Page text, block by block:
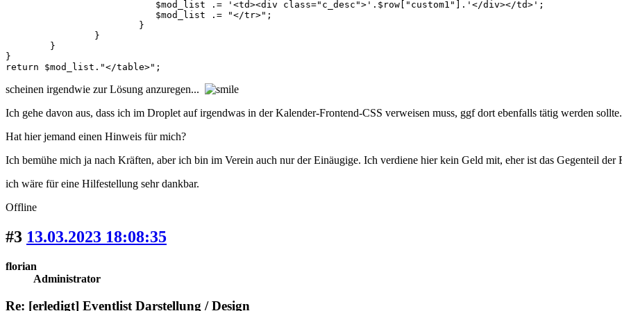
}
return $mod_list."</table>";
scheinen irgendwie zur Lösung anzuregen...
Ich gehe davon aus, dass ich im Droplet auf irgendwas in der Kalender-Frontend-CSS verweisen muss, ggf dort ebenfalls tätig werden sollte.
Hat hier jemand einen Hinweis für mich?
Ich bemühe mich ja nach Kräften, aber ich bin im Verein auch nur der Einäugige. Ich verdiene hier kein Geld mit, eher ist das Gegenteil der
ich wäre für eine Hilfestellung sehr dankbar.
Offline
#3 13.03.2023 18:08:35
florian
Administrator
Re: [erledigt] Eventlist Darstellung / Design